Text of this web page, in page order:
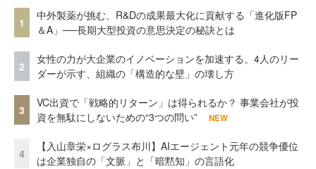
1
中外製薬が挑む、R&Dの成果最大化に貢献する「進化版FP
＆A」──長期大型投資の意思決定の秘訣とは
2
女性の力が大企業のイノベーションを加速する。4人のリー
ダーが示す、組織の「構造的な壁」の壊し方
3
VC出資で「戦略的リターン」は得られるか？ 事業会社が投
資を無駄にしないための“3つの問い”
NEW
4
【入山章栄×ログラス布川】AIエージェント元年の競争優位
は企業独自の「文脈」と「暗黙知」の言語化